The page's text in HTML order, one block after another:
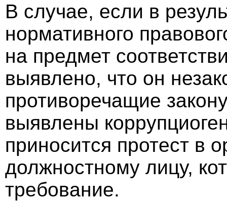
В случае, если в
нормативного
на предмет
выявлено, что он
противоречащие
выявлены
приносится протест в
должностному лицу,
требование.